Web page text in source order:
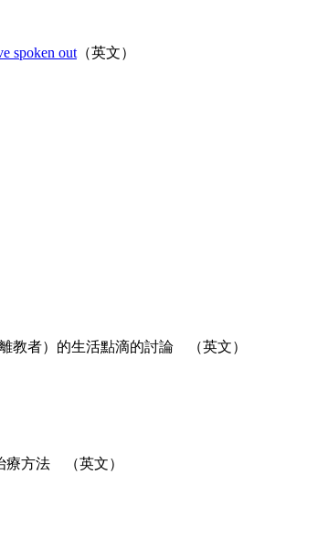
spoken out （英文）
教者）的生活點滴的討論 （英文）
療方法 （英文）